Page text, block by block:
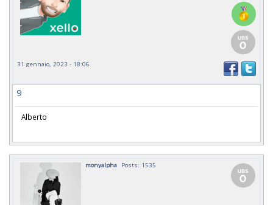
31 gennaio, 2023 - 18:06
9
Alberto
monyalpha Posts: 1535